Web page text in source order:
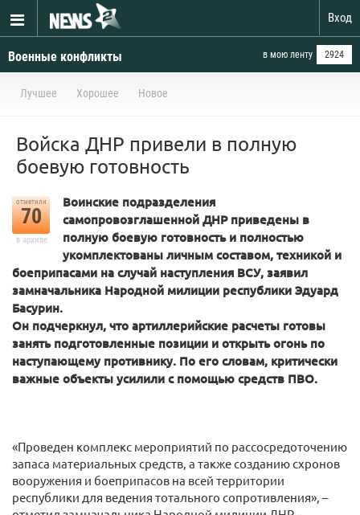
Вход
Военные конфликты в мою ленту 2924
Лучшее Хорошее Новое
Войска ДНР привели в полную
боевую готовность
отметили
70
в архиве
Воинские подразделения
самопровозглашенной ДНР приведены в
полную боевую готовность и полностью
укомплектованы личным составом, техникой и
боеприпасами на случай наступления ВСУ, заявил
замначальника Народной милиции республики Эдуард
Басурин.
Он подчеркнул, что артиллерийские расчеты готовы
занять подготовленные позиции и открыть огонь по
наступающему противнику. По его словам, критически
важные объекты усилили с помощью средств ПВО.
«Проведен комплекс мероприятий по рассосредоточению
запаса материальных средств, а также созданию схронов
вооружения и боеприпасов на всей территории
республики для ведения тотального сопротивления», –